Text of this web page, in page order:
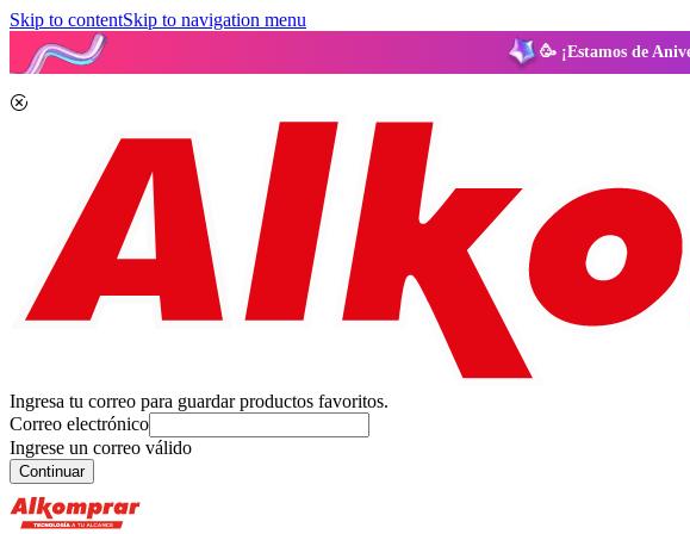
Skip to contentSkip to navigation menu
🥳 ¡Estamos de
Ingresa tu correo para guardar productos favoritos.
Correo electrónico
Ingrese un correo válido
Continuar